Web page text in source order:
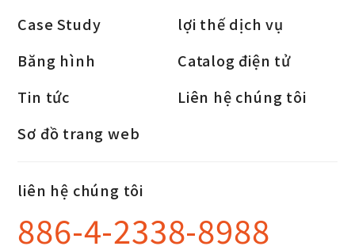
Case Study
lợi thế dịch vụ
Băng hình
Catalog điện tử
Tin tức
Liên hệ chúng tôi
Sơ đồ trang web
liên hệ chúng tôi
886-4-2338-8988